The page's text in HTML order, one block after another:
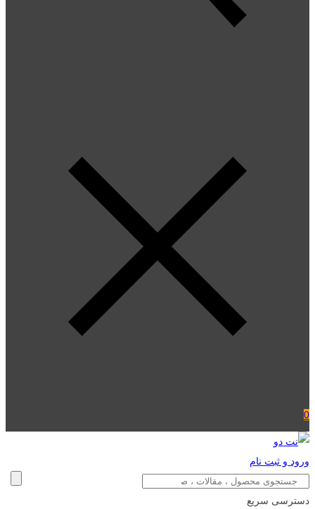
0
ورود و ثبت نام
دسترسی سریع